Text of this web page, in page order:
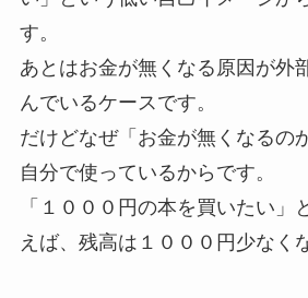
す。
あとはお金が無くなる原因が外
んでいるケースです。
だけどなぜ「お金が無くなるの
自分で使っているからです。
「１０００円の本を買いたい」
えば、残高は１０００円少なく